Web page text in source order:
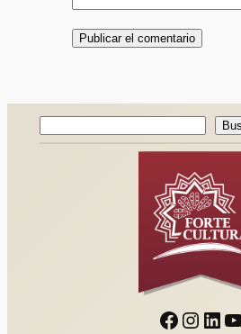
Facebook Instagram LinkedIn YouTube